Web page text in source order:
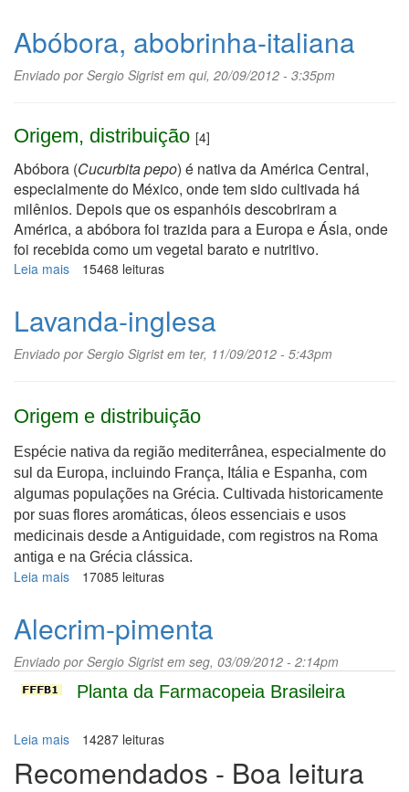
Abóbora, abobrinha-italiana
Enviado porSergio Sigristem qui, 20/09/2012 - 3:35pm
Origem, distribuição [4]
Abóbora (Cucurbita pepo) é nativa da América Central,
especialmente do México, onde tem sido cultivada há
milênios. Depois que os espanhóis descobriram a
América, a abóbora foi trazida para a Europa e Ásia, onde
foi recebida como um vegetal barato e nutritivo.
Leia mais sobre
italiana
15468 leituras
Lavanda-inglesa
Enviado porSergio Sigristem ter, 11/09/2012 - 5:43pm
Origem e distribuição
Espécie nativa da região mediterrânea, especialmente do
sul da Europa, incluindo França, Itália e Espanha, com
algumas populações na Grécia. Cultivada historicamente
por suas flores aromáticas, óleos essenciais e usos
medicinais desde a Antiguidade, com registros na Roma
antiga e na Grécia clássica.
Leia mais sobre
17085 leituras
Alecrim-pimenta
Enviado porSergio Sigristem seg, 03/09/2012 - 2:14pm
Planta da Farmacopeia Brasileira
Leia mais sobre
pimenta
14287 leituras
Recomendados - Boa leitura